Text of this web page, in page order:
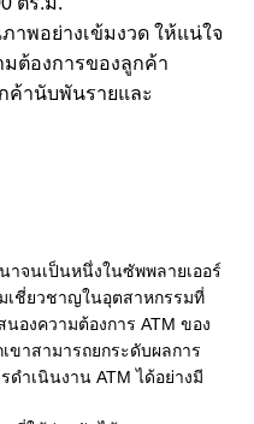
พอย่างเข้มงวด ให้แน่ใจ
ต้องการของลูกค้า
ค้านับพันรายและ
จนเป็นหนึ่งในซัพพลายเออร์
เชี่ยวชาญในอุตสาหกรรมที่
องความต้องการ ATM ของ
ขาสามารถยกระดับผลการ
ำเนินงาน ATM ได้อย่างมี